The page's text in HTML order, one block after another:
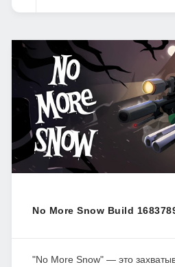
No More Snow Build
"No More Snow" — это